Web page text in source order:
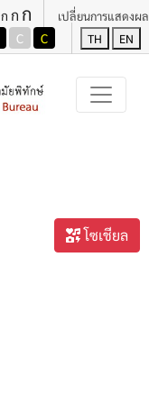
ก ก ก เปลี่ยนการแสดงผล
C C TH EN
โซเชียล